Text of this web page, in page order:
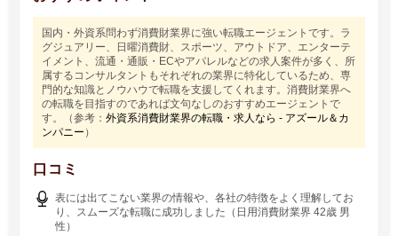
国内・外資系問わず消費財業界に強い転職エージェントです。ラ
グジュアリー、日曜消費財、スポーツ、アウトドア、エンターテ
イメント、流通・通販・ECやアパレルなどの求人案件が多く、所
属するコンサルタントもそれぞれの業界に特化しているため、専
門的な知識とノウハウで転職を支援してくれます。消費財業界へ
の転職を目指すのであれば文句なしのおすすめエージェントで
す。（参考：外資系消費財業界の転職・求人なら - アズール＆カ
ンパニー ）
口コミ
表には出てこない業界の情報や、各社の特徴をよく理解してお
り、スムーズな転職に成功しました（日用消費財業界 42歳 男
性）